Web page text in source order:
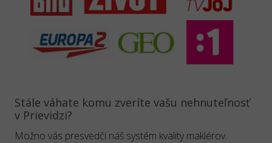
Stále váhate komu zveríte vašu nehnuteľnosť
v Prievidzi?
Možno vás presvedčí náš systém kvality maklérov.